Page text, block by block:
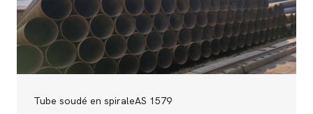
que les tubes d'acier soudés en spirale répondent
à des normes strictes en matière de mécanique,
de chimie et d'environnement ;
Tube soudé en spiraleAS 1579